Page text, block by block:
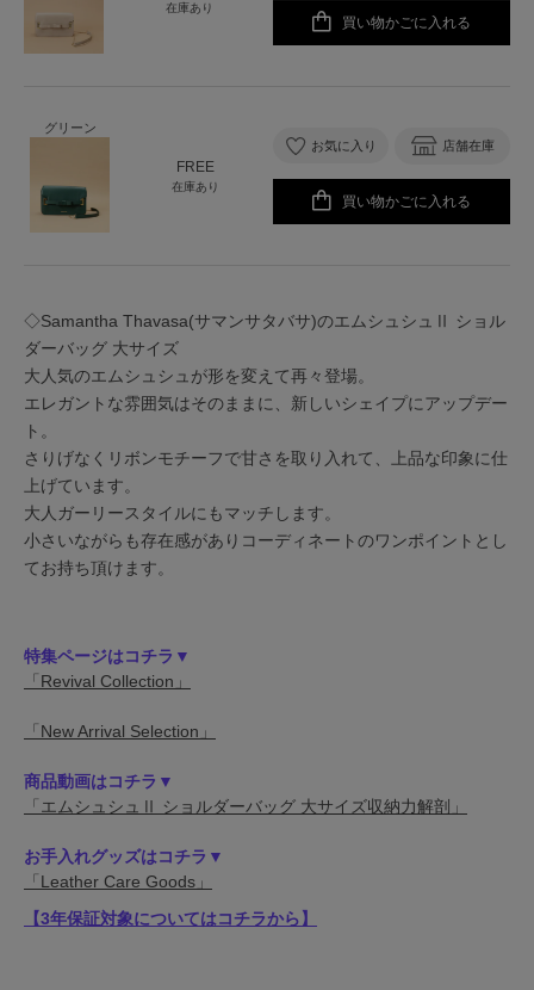
在庫あり
買い物かごに入れる
グリーン
FREE
在庫あり
お気に入り 店舗在庫
買い物かごに入れる
◇Samantha Thavasa(サマンサタバサ)のエムシュシュⅡ ショル
ダーバッグ 大サイズ
大人気のエムシュシュが形を変えて再々登場。
エレガントな雰囲気はそのままに、新しいシェイプにアップデー
ト。
さりげなくリボンモチーフで甘さを取り入れて、上品な印象に仕
上げています。
大人ガーリースタイルにもマッチします。
小さいながらも存在感がありコーディネートのワンポイントとし
てお持ち頂けます。
特集ページはコチラ▼
「Revival Collection」
「New Arrival Selection」
商品動画はコチラ▼
「エムシュシュⅡ ショルダーバッグ 大サイズ収納力解剖」
お手入れグッズはコチラ▼
「Leather Care Goods」
【3年保証対象についてはコチラから】